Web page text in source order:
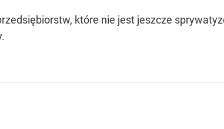
które nie jest jeszcze